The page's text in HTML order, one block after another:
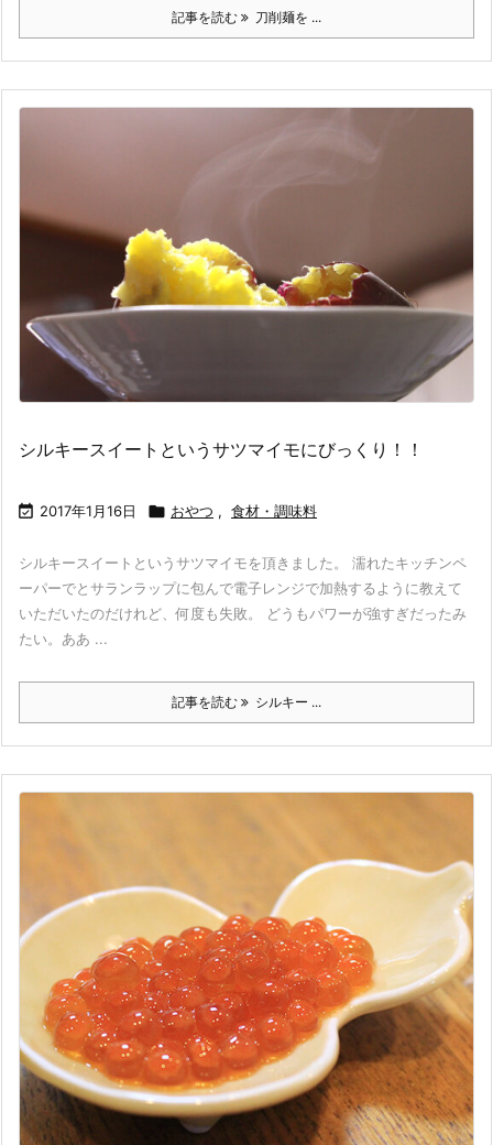
記事を読む 刀削麺を ...
シルキースイートというサツマイモにびっくり！！
 2017年1月16日  おやつ , 食材・調味料
シルキースイートというサツマイモを頂きました。 濡れたキッチンペ
ーパーでとサランラップに包んで電子レンジで加熱するように教えて
いただいたのだけれど、何度も失敗。 どうもパワーが強すぎだったみ
たい。ああ ...
記事を読む シルキー ...